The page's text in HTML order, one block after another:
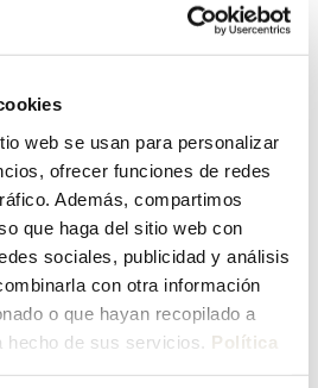
web se usan para personalizar
ofrecer funciones de redes
Además, compartimos
que haga del sitio web con
sociales, publicidad y análisis
con otra información
o que hayan recopilado a
hecho de sus servicios. Política